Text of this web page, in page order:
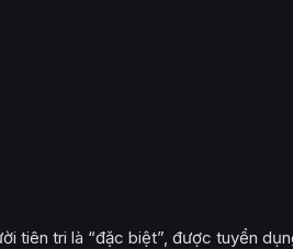
tiên tri là “đặc biệt”, được tuyển